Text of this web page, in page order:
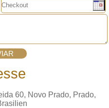
60, Novo Prado, Prado,